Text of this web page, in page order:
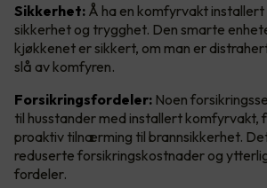
Sikkerhet: Å ha en komfyrvakt
sikkerhet og trygghet. Den smarte
kjøkkenet er sikkert, om man er
slå av komfyren.
Forsikringsfordeler: Noen
til husstander med installert komfyrvakt,
proaktiv tilnærming til brannsikkerhet.
reduserte forsikringskostnader og
fordeler.